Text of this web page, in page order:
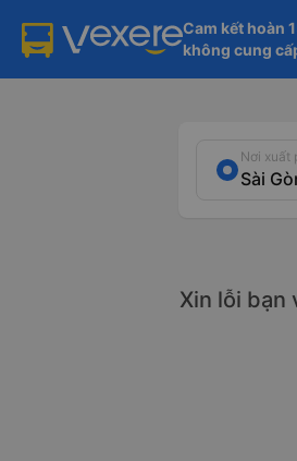
Cam kết hoàn
không cung
Nơi xuất
Xin lỗi bạn